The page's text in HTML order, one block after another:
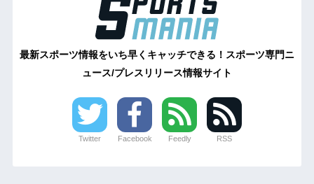
最新スポーツ情報をいち早くキャッチできる！スポーツ専門ニ
ュース/プレスリリース情報サイト
Twitter Facebook Feedly RSS